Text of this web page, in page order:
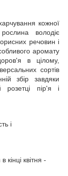
кожної
володіє
речовин і
аромату
в цілому,
сортів
збір завдяки
розетці пір'я і
і
кінці квітня -